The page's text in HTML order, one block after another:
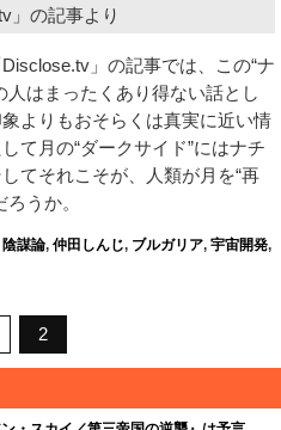
るブルガリアの研究者であるウ
士は、この理論を裏付ける証拠
、ナチスのロケットと宇宙船が
ツ軍は月面を掘削し、トンネル
第二次世界大戦の終わりまでに
となる月面基地を建設し終えた
中には、これらの施設が月面の
るようだ。